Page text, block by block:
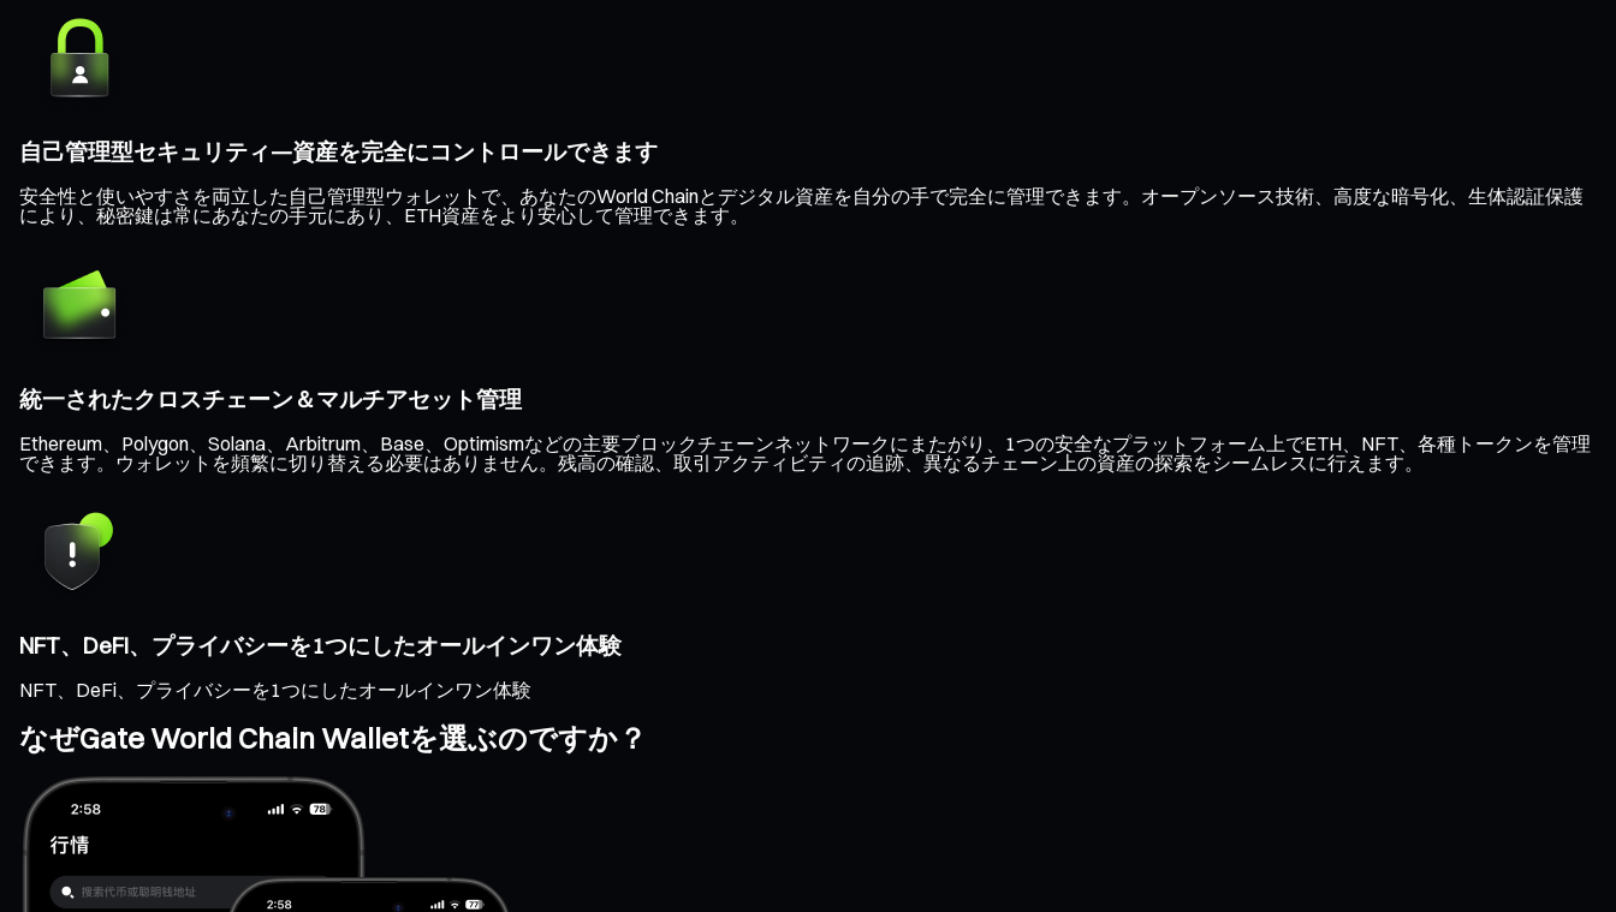
自己管理型セキュリティ—資産を完全にコントロールできます
安全性と使いやすさを両立した自己管理型ウォレットで、あなたのWorld Chainとデジタル資産を自分の手で完全に管理できます。オープンソース技術、高度な暗号化、生体認証保護
により、秘密鍵は常にあなたの手元にあり、ETH資産をより安心して管理できます。
統一されたクロスチェーン＆マルチアセット管理
Ethereum、Polygon、Solana、Arbitrum、Base、Optimismなどの主要ブロックチェーンネットワークにまたがり、1つの安全なプラットフォーム上でETH、NFT、各種トークンを管理
できます。ウォレットを頻繁に切り替える必要はありません。残高の確認、取引アクティビティの追跡、異なるチェーン上の資産の探索をシームレスに行えます。
NFT、DeFi、プライバシーを1つにしたオールインワン体験
NFT、DeFi、プライバシーを1つにしたオールインワン体験
なぜGate World Chain Walletを選ぶのですか？